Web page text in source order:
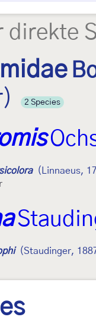
direkte
2 Species
(Linnaeus,
(Staudinger,